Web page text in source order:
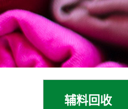
辅料回收